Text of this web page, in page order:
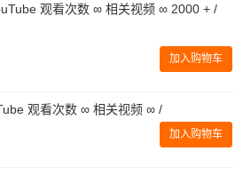
观看次数 ∞ 相关视频 ∞ 2000 + /
加入购物车
观看次数 ∞ 相关视频 ∞ /
加入购物车